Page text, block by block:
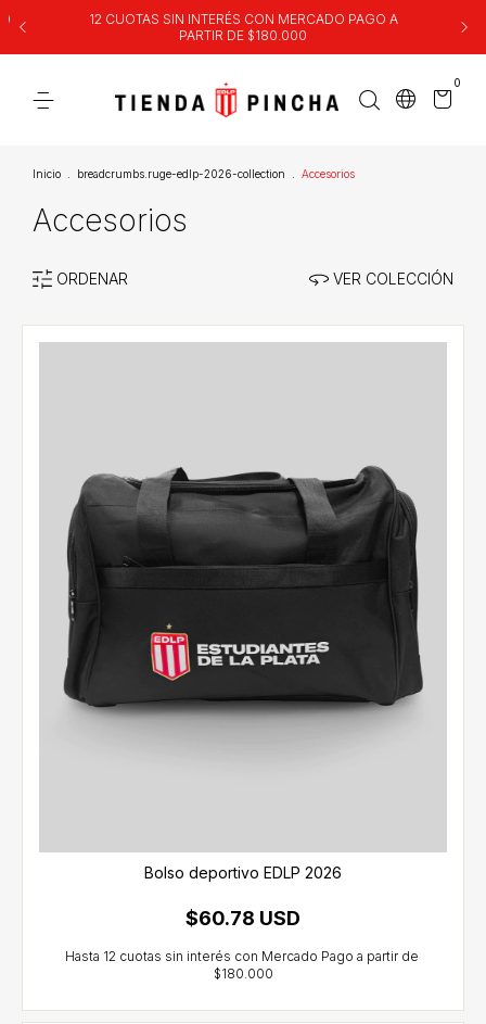
12 CUOTAS SIN INTERÉS CON MERCADO PAGO A
PARTIR DE $180.000
0
Inicio breadcrumbs.ruge-edlp-2026-collection Accesorios
Accesorios
ORDENAR VER COLECCIÓN
Bolso deportivo EDLP 2026
$60.78 USD